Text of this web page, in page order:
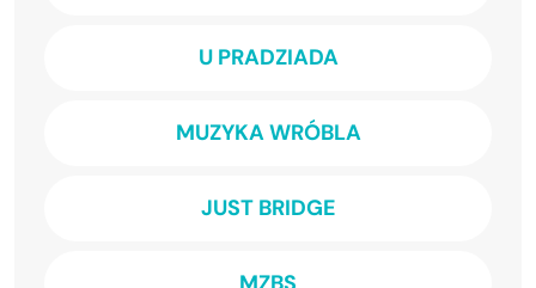
U PRADZIADA
MUZYKA WRÓBLA
JUST BRIDGE